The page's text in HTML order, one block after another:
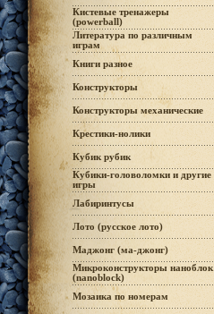
Кистевые тренажеры
(powerball)
Литература по различным
играм
Книги разное
Конструкторы
Конструкторы механические
Крестики-нолики
Кубик рубик
Кубики-головоломки и другие
игры
Лабиринтусы
Лото (русское лото)
Маджонг (ма-джонг)
Микроконструкторы наноблок
(nanoblock)
Мозаика по номерам